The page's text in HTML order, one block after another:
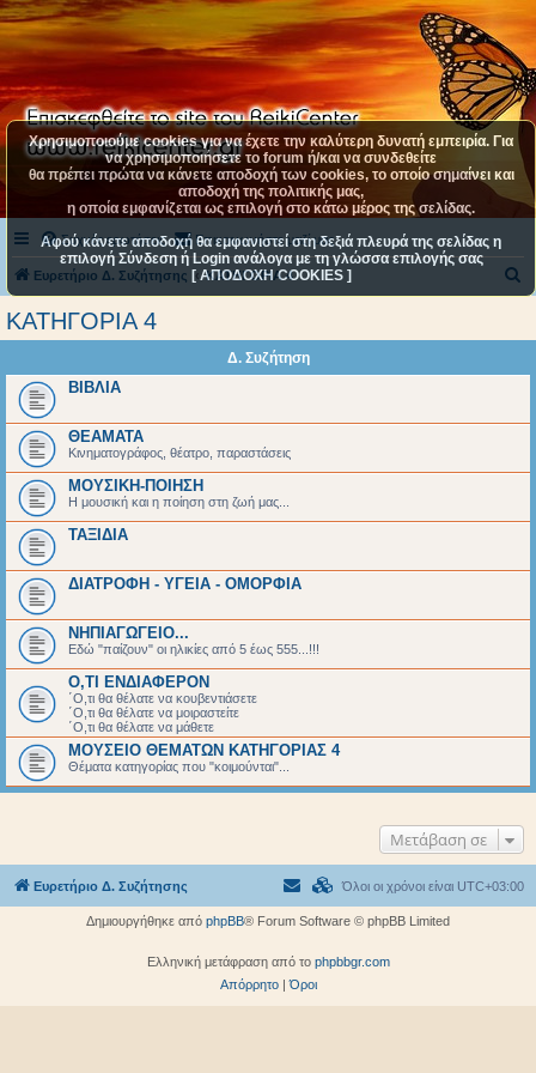
Συχνές ερωτήσεις Επικοινωνήστε μαζί μας
Ευρετήριο Δ. Συζήτησης ΚΑΤΗΓΟΡΙΑ 4
σ
ΚΑΤΗΓΟΡΙΑ 4
Δ. Συζήτηση
ΒΙΒΛΙΑ
ΘΕΑΜΑΤΑ
Κινηματογράφος, θέατρο, παραστάσεις
ΜΟΥΣΙΚΗ-ΠΟΙΗΣΗ
Η μουσική και η ποίηση στη ζωή μας...
ΤΑΞΙΔΙΑ
ΔΙΑΤΡΟΦΗ - ΥΓΕΙΑ - ΟΜΟΡΦΙΑ
ΝΗΠΙΑΓΩΓΕΙΟ...
Εδώ "παίζουν" οι ηλικίες από 5 έως 555...!!!
Ο,ΤΙ ΕΝΔΙΑΦΕΡΟΝ
΄Ο,τι θα θέλατε να κουβεντιάσετε
΄Ο,τι θα θέλατε να μοιραστείτε
΄Ο,τι θα θέλατε να μάθετε
ΜΟΥΣΕΙΟ ΘΕΜΑΤΩΝ ΚΑΤΗΓΟΡΙΑΣ 4
Θέματα κατηγορίας που "κοιμούνται"...
Μετάβαση σε
Χρησιμοποιούμε cookies για να έχετε την καλύτερη δυνατή εμπειρία. Για
να χρησιμοποιήσετε το forum ή/και να συνδεθείτε
θα πρέπει πρώτα να κάνετε αποδοχή των cookies, το οποίο σημαίνει και
αποδοχή της πολιτικής μας,
η οποία εμφανίζεται ως επιλογή στο κάτω μέρος της σελίδας.
Αφού κάνετε αποδοχή θα εμφανιστεί στη δεξιά πλευρά της σελίδας η
επιλογή Σύνδεση ή Login ανάλογα με τη γλώσσα επιλογής σας
[ ΑΠΟΔΟΧΗ COOKIES ]
Ευρετήριο Δ. Συζήτησης Όλοι οι χρόνοι είναι UTC+03:00
Δημιουργήθηκε από phpBB® Forum Software © phpBB Limited
Ελληνική μετάφραση από το phpbbgr.com
Απόρρητο|Όροι